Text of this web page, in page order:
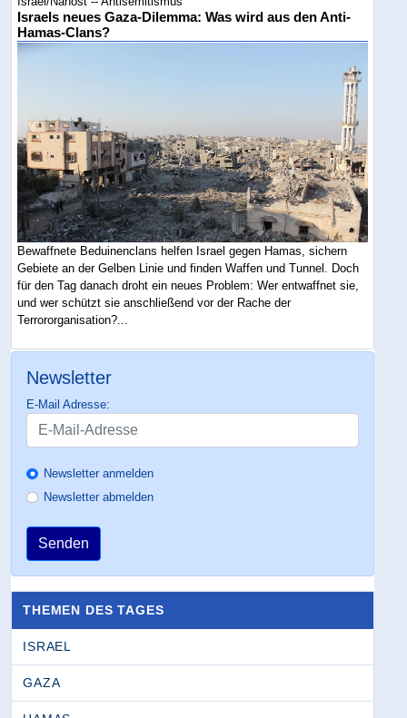
Israels neues Gaza-Dilemma: Was wird aus den Anti-
Hamas-Clans?
Bewaffnete Beduinenclans helfen Israel gegen Hamas, sichern
Gebiete an der Gelben Linie und finden Waffen und Tunnel. Doch
für den Tag danach droht ein neues Problem: Wer entwaffnet sie,
und wer schützt sie anschließend vor der Rache der
Terrororganisation?...
Newsletter
E-Mail Adresse:
Newsletter anmelden
Newsletter abmelden
Senden
THEMEN DES TAGES
ISRAEL
GAZA